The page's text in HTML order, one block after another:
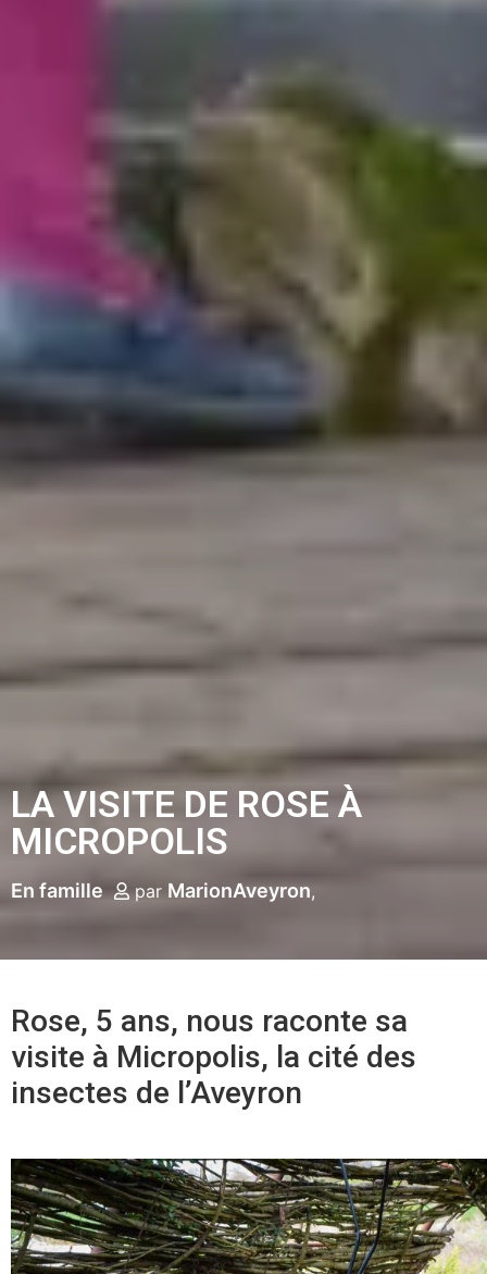
LA VISITE DE ROSE À
MICROPOLIS
En famille par MarionAveyron
Rose, 5 ans, nous raconte sa
visite à Micropolis, la cité des
insectes de l’Aveyron